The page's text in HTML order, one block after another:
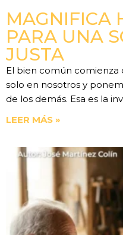
MAGNIFICA
PARA UNA
JUSTA
El bien común comienza
solo en nosotros y
de los demás. Esa es la
LEER MÁS »